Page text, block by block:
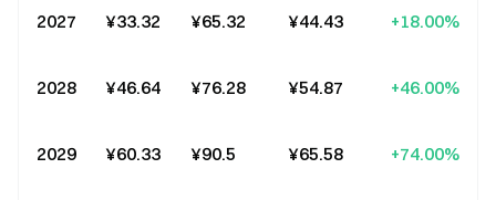
2027 ¥33.32 ¥65.32 ¥44.43 +18.00%
2028 ¥46.64 ¥76.28 ¥54.87 +46.00%
2029 ¥60.33 ¥90.5 ¥65.58 +74.00%